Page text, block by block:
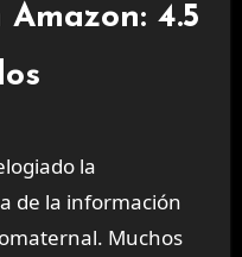
4.5
la
de la información
Muchos